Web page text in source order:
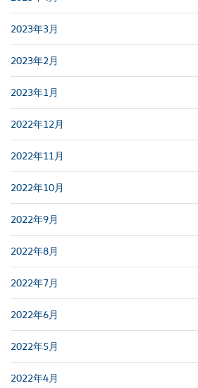
2023年3月
2023年2月
2023年1月
2022年12月
2022年11月
2022年10月
2022年9月
2022年8月
2022年7月
2022年6月
2022年5月
2022年4月